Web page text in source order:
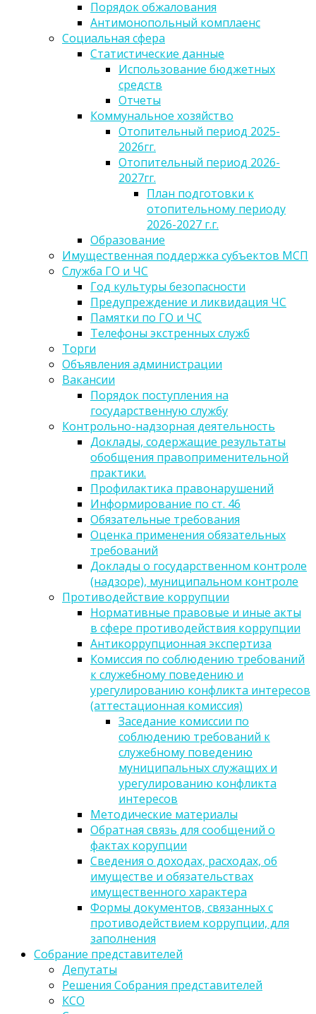
Порядок обжалования
Антимонопольный комплаенс
Социальная сфера
Статистические данные
Использование бюджетных
средств
Отчеты
Коммунальное хозяйство
Отопительный период 2025-
2026гг.
Отопительный период 2026-
2027гг.
План подготовки к
отопительному периоду
2026-2027 г.г.
Образование
Имущественная поддержка субъектов МСП
Служба ГО и ЧС
Год культуры безопасности
Предупреждение и ликвидация ЧС
Памятки по ГО и ЧС
Телефоны экстренных служб
Торги
Объявления администрации
Вакансии
Порядок поступления на
государственную службу
Контрольно-надзорная деятельность
Доклады, содержащие результаты
обобщения правоприменительной
практики.
Профилактика правонарушений
Информирование по ст. 46
Обязательные требования
Оценка применения обязательных
требований
Доклады о государственном контроле
(надзоре), муниципальном контроле
Противодействие коррупции
Нормативные правовые и иные акты
в сфере противодействия коррупции
Антикоррупционная экспертиза
Комиссия по соблюдению требований
к служебному поведению и
урегулированию конфликта интересов
(аттестационная комиссия)
Заседание комиссии по
соблюдению требований к
служебному поведению
муниципальных служащих и
урегулированию конфликта
интересов
Методические материалы
Обратная связь для сообщений о
фактах корупции
Сведения о доходах, расходах, об
имуществе и обязательствах
имущественного характера
Формы документов, связанных с
противодействием коррупции, для
заполнения
Собрание представителей
Депутаты
Решения Собрания представителей
КСО